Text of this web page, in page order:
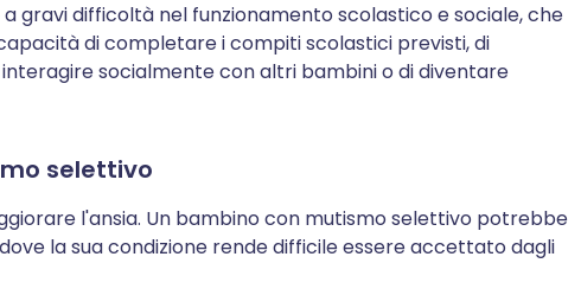
gravi difficoltà nel funzionamento scolastico e sociale, che
di completare i compiti scolastici previsti, di
interagire socialmente con altri bambini o di diventare
selettivo
l'ansia. Un bambino con mutismo selettivo potrebbe
la sua condizione rende difficile essere accettato dagli